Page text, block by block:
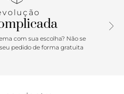
pra essa peça que não vai mais
slim, design básico e elástico
com sua escolha? Não se
pedido de forma gratuita